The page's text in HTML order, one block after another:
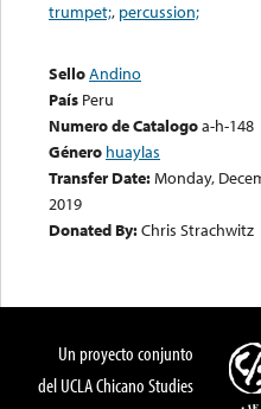
trumpet;, percussion;
SelloAndino
País Peru
Numero de Catalogoa-h-148
Género huaylas
Transfer Date:Monday,
2019
Donated By:Chris Strachwitz
Un proyecto conjunto
del UCLA Chicano Studies